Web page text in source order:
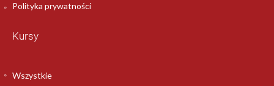
Polityka prywatności
Kursy
Wszystkie